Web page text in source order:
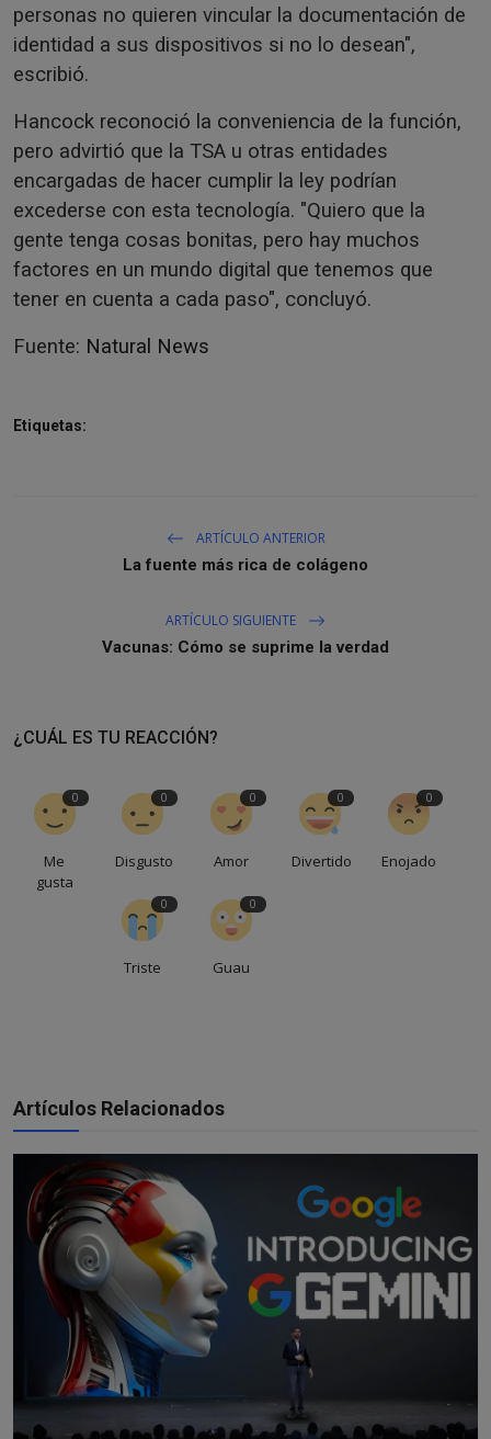
personas no quieren vincular la documentación de
identidad a sus dispositivos si no lo desean",
escribió.
Hancock reconoció la conveniencia de la función,
pero advirtió que la TSA u otras entidades
encargadas de hacer cumplir la ley podrían
excederse con esta tecnología. "Quiero que la
gente tenga cosas bonitas, pero hay muchos
factores en un mundo digital que tenemos que
tener en cuenta a cada paso", concluyó.
Fuente: Natural News
Etiquetas:
ARTÍCULO ANTERIOR
La fuente más rica de colágeno
ARTÍCULO SIGUIENTE
Vacunas: Cómo se suprime la verdad
¿CUÁL ES TU REACCIÓN?
0
Me
gusta
0
Disgusto
0
Amor
0
Divertido
0
Enojado
0
Triste
0
Guau
Artículos Relacionados